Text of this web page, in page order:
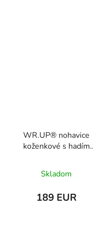
WR.UP® nohavice
koženkové s hadím
pásom, WRUP2HF330
Skladom
189 EUR